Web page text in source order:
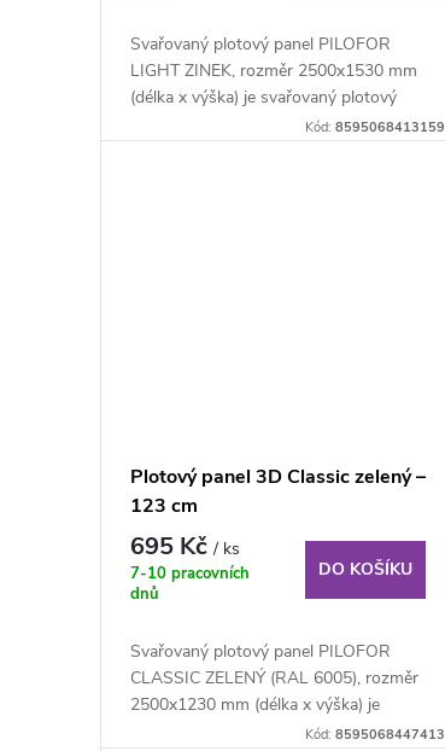
Svařovaný plotový panel PILOFOR
LIGHT ZINEK, rozměr 2500x1530 mm
(délka x výška) je svařovaný plotový
Kód:8595068413159
Plotový panel 3D Classic zelený –
123 cm
695 Kč/ ks
7-10 pracovních
dnů
DO KOŠÍKU
Svařovaný plotový panel PILOFOR
CLASSIC ZELENÝ (RAL 6005), rozměr
2500x1230 mm (délka x výška) je
Kód:8595068447413